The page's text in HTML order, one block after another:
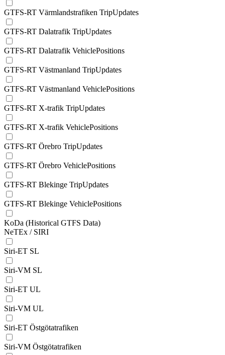
GTFS-RT Värmlandstrafiken TripUpdates
GTFS-RT Dalatrafik TripUpdates
GTFS-RT Dalatrafik VehiclePositions
GTFS-RT Västmanland TripUpdates
GTFS-RT Västmanland VehiclePositions
GTFS-RT X-trafik TripUpdates
GTFS-RT X-trafik VehiclePositions
GTFS-RT Örebro TripUpdates
GTFS-RT Örebro VehiclePositions
GTFS-RT Blekinge TripUpdates
GTFS-RT Blekinge VehiclePositions
KoDa (Historical GTFS Data)
NeTEx / SIRI
Siri-ET SL
Siri-VM SL
Siri-ET UL
Siri-VM UL
Siri-ET Östgötatrafiken
Siri-VM Östgötatrafiken